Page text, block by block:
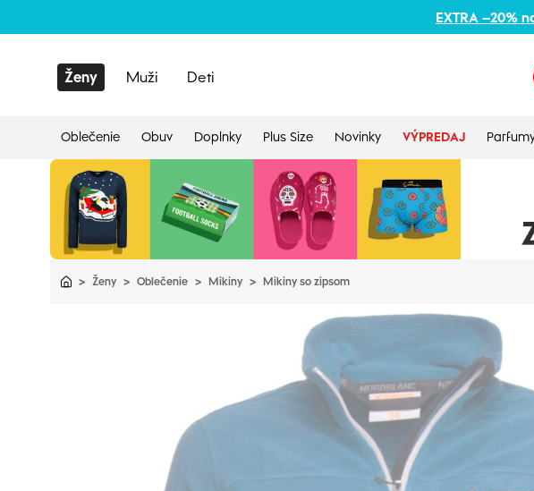
EXTRA –20%
Ženy
Oblečenie Obuv Doplnky Plus Size Novinky VÝPREDAJ
Muži Deti
> Ženy > Oblečenie > Mikiny > Mikiny so zipsom